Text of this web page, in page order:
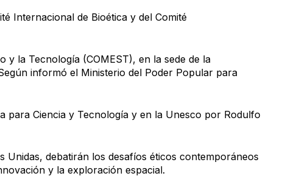
Internacional de Bioética y del Comité
y la Tecnología (COMEST), en la sede de la
informó el Ministerio del Poder Popular para
para Ciencia y Tecnología y en la Unesco por Rodulfo
Unidas, debatirán los desafíos éticos contemporáneos
y la exploración espacial.